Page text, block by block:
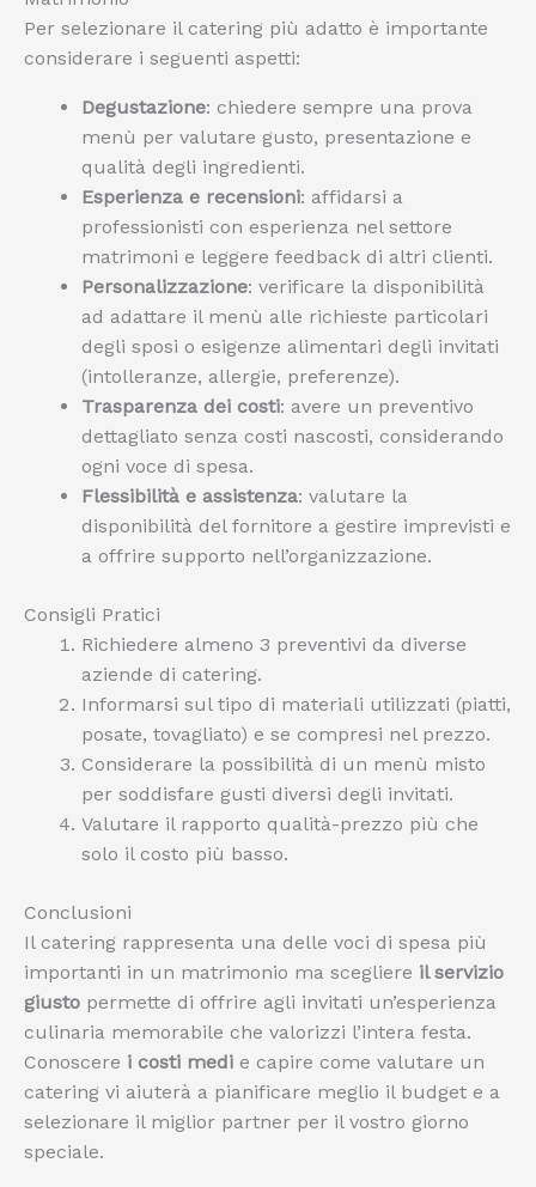
Per selezionare il catering più adatto è importante
considerare i seguenti aspetti:
Degustazione: chiedere sempre una prova
menù per valutare gusto, presentazione e
qualità degli ingredienti.
Esperienza e recensioni: affidarsi a
professionisti con esperienza nel settore
matrimoni e leggere feedback di altri clienti.
Personalizzazione: verificare la disponibilità
ad adattare il menù alle richieste particolari
degli sposi o esigenze alimentari degli invitati
(intolleranze, allergie, preferenze).
Trasparenza dei costi: avere un preventivo
dettagliato senza costi nascosti, considerando
ogni voce di spesa.
Flessibilità e assistenza: valutare la
disponibilità del fornitore a gestire imprevisti e
a offrire supporto nell’organizzazione.
Consigli Pratici
Richiedere almeno 3 preventivi da diverse
aziende di catering.
Informarsi sul tipo di materiali utilizzati (piatti,
posate, tovagliato) e se compresi nel prezzo.
Considerare la possibilità di un menù misto
per soddisfare gusti diversi degli invitati.
Valutare il rapporto qualità-prezzo più che
solo il costo più basso.
Conclusioni
Il catering rappresenta una delle voci di spesa più
importanti in un matrimonio ma scegliere il servizio
giusto permette di offrire agli invitati un’esperienza
culinaria memorabile che valorizzi l’intera festa.
Conoscere i costi medi e capire come valutare un
catering vi aiuterà a pianificare meglio il budget e a
selezionare il miglior partner per il vostro giorno
speciale.